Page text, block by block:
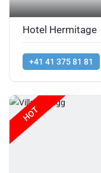
Hotel Hermitage
+41 41 375 81 81
HOT